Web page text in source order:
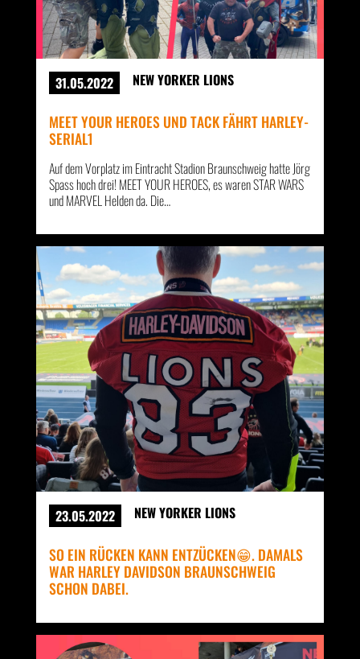
31.05.2022 NEW YORKER LIONS
MEET YOUR HEROES UND TACK FÄHRT HARLEY-
SERIAL1
Auf dem Vorplatz im Eintracht Stadion Braunschweig hatte Jörg
Spass hoch drei! MEET YOUR HEROES, es waren STAR WARS
und MARVEL Helden da. Die…
23.05.2022 NEW YORKER LIONS
SO EIN RÜCKEN KANN ENTZÜCKEN😁. DAMALS
WAR HARLEY DAVIDSON BRAUNSCHWEIG
SCHON DABEI.